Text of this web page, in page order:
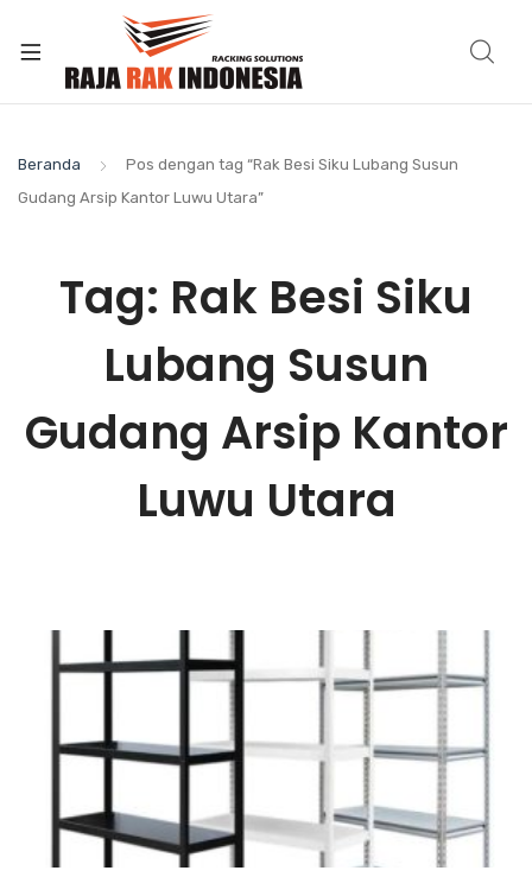
Beranda
Pos dengan tag “Rak Besi Siku Lubang Susun
Gudang Arsip Kantor Luwu Utara”
Tag: Rak Besi Siku
Lubang Susun
Gudang Arsip Kantor
Luwu Utara